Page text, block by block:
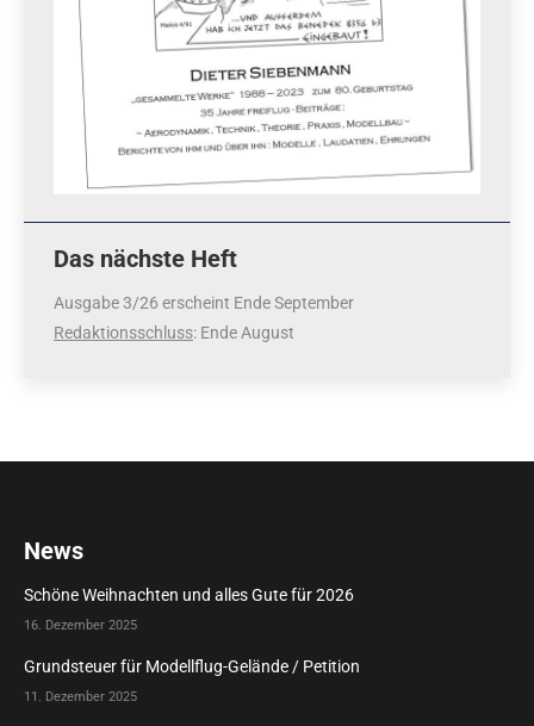
Das nächste Heft
Ausgabe 3/26 erscheint Ende September
Redaktionsschluss: Ende August
News
Schöne Weihnachten und alles Gute für 2026
16. Dezember 2025
Grundsteuer für Modellflug-Gelände / Petition
11. Dezember 2025